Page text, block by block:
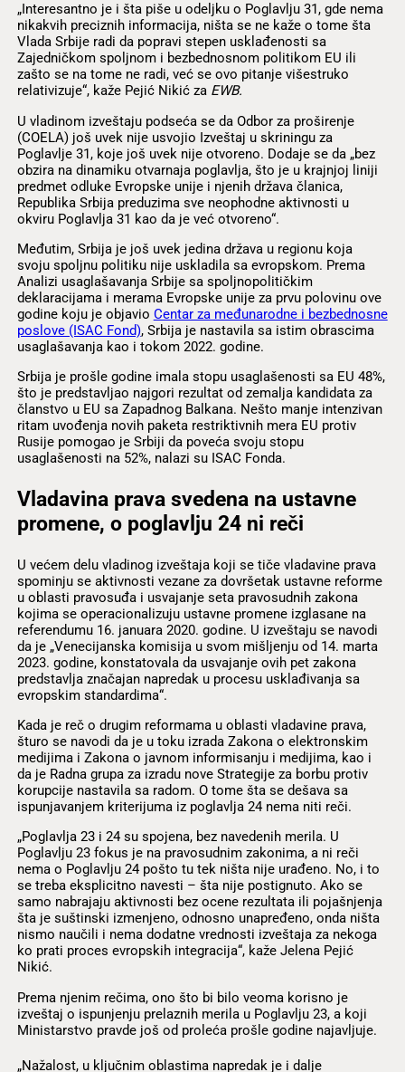
„Interesantno je i šta piše u odeljku o Poglavlju 31, gde nema
nikakvih preciznih informacija, ništa se ne kaže o tome šta
Vlada Srbije radi da popravi stepen usklađenosti sa
Zajedničkom spoljnom i bezbednosnom politikom EU ili
zašto se na tome ne radi, već se ovo pitanje višestruko
relativizuje“, kaže Pejić Nikić za EWB.
U vladinom izveštaju podseća se da Odbor za proširenje
(COELA) još uvek nije usvojio Izveštaj u skriningu za
Poglavlje 31, koje još uvek nije otvoreno. Dodaje se da „bez
obzira na dinamiku otvarnaja poglavlja, što je u krajnjoj liniji
predmet odluke Evropske unije i njenih država članica,
Republika Srbija preduzima sve neophodne aktivnosti u
okviru Poglavlja 31 kao da je već otvoreno“.
Međutim, Srbija je još uvek jedina država u regionu koja
svoju spoljnu politiku nije uskladila sa evropskom. Prema
Analizi usaglašavanja Srbije sa spoljnopolitičkim
deklaracijama i merama Evropske unije za prvu polovinu ove
godine koju je objavio Centar za međunarodne i bezbednosne
poslove (ISAC Fond), Srbija je nastavila sa istim obrascima
usaglašavanja kao i tokom 2022. godine.
Srbija je prošle godine imala stopu usaglašenosti sa EU 48%,
što je predstavljao najgori rezultat od zemalja kandidata za
članstvo u EU sa Zapadnog Balkana. Nešto manje intenzivan
ritam uvođenja novih paketa restriktivnih mera EU protiv
Rusije pomogao je Srbiji da poveća svoju stopu
usaglašenosti na 52%, nalazi su ISAC Fonda.
Vladavina prava svedena na ustavne
promene, o poglavlju 24 ni reči
U većem delu vladinog izveštaja koji se tiče vladavine prava
spominju se aktivnosti vezane za dovršetak ustavne reforme
u oblasti pravosuđa i usvajanje seta pravosudnih zakona
kojima se operacionalizuju ustavne promene izglasane na
referendumu 16. januara 2020. godine. U izveštaju se navodi
da je „Venecijanska komisija u svom mišljenju od 14. marta
2023. godine, konstatovala da usvajanje ovih pet zakona
predstavlja značajan napredak u procesu usklađivanja sa
evropskim standardima“.
Kada je reč o drugim reformama u oblasti vladavine prava,
šturo se navodi da je u toku izrada Zakona o elektronskim
medijima i Zakona o javnom informisanju i medijima, kao i
da je Radna grupa za izradu nove Strategije za borbu protiv
korupcije nastavila sa radom. O tome šta se dešava sa
ispunjavanjem kriterijuma iz poglavlja 24 nema niti reči.
„Poglavlja 23 i 24 su spojena, bez navedenih merila. U
Poglavlju 23 fokus je na pravosudnim zakonima, a ni reči
nema o Poglavlju 24 pošto tu tek ništa nije urađeno. No, i to
se treba eksplicitno navesti – šta nije postignuto. Ako se
samo nabrajaju aktivnosti bez ocene rezultata ili pojašnjenja
šta je suštinski izmenjeno, odnosno unapređeno, onda ništa
nismo naučili i nema dodatne vrednosti izveštaja za nekoga
ko prati proces evropskih integracija“, kaže Jelena Pejić
Nikić.
Prema njenim rečima, ono što bi bilo veoma korisno je
izveštaj o ispunjenju prelaznih merila u Poglavlju 23, a koji
Ministarstvo pravde još od proleća prošle godine najavljuje.
„Nažalost, u ključnim oblastima napredak je i dalje